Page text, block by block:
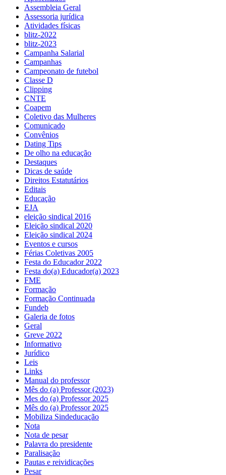
Assembleia Geral
Assessoria jurídica
Atividades físicas
blitz-2022
blitz-2023
Campanha Salarial
Campanhas
Campeonato de futebol
Classe D
Clipping
CNTE
Coapem
Coletivo das Mulheres
Comunicado
Convênios
Dating Tips
De olho na educação
Destaques
Dicas de saúde
Direitos Estatutários
Editais
Educação
EJA
eleição sindical 2016
Eleição sindical 2020
Eleição sindical 2024
Eventos e cursos
Férias Coletivas 2005
Festa do Educador 2022
Festa do(a) Educador(a) 2023
FME
Formação
Formação Continuada
Fundeb
Galeria de fotos
Geral
Greve 2022
Informativo
Jurídico
Leis
Links
Manual do professor
Mês do (a) Professor (2023)
Mes do (a) Professor 2025
Mês do (a) Professor 2025
Mobiliza Sindeducação
Nota
Nota de pesar
Palavra do presidente
Paralisação
Pautas e reividicações
Pesar